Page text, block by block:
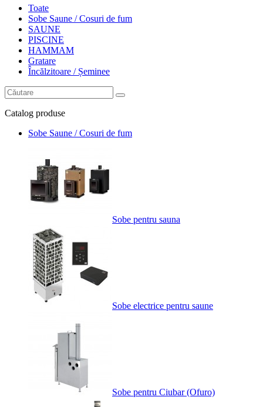
Toate
Sobe Saune / Cosuri de fum
SAUNE
PISCINE
HAMMAM
Gratare
Încălzitoare / Șeminee
Catalog produse
Sobe Saune / Cosuri de fum
Sobe pentru sauna
Sobe electrice pentru saune
Sobe pentru Ciubar (Ofuro)